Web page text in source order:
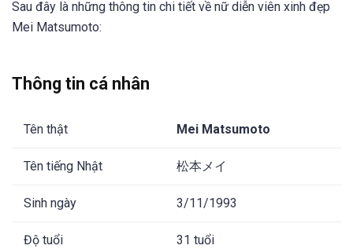
Sau đây là những thông tin chi tiết về nữ diễn viên xinh đẹp
Mei Matsumoto:
Thông tin cá nhân
Tên thật Mei Matsumoto
Tên tiếng Nhật 松本メイ
Sinh ngày 3/11/1993
Độ tuổi 31 tuổi